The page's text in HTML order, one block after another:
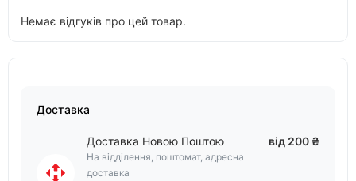
Немає відгуків про цей товар.
Доставка
Доставка Новою Поштою
На відділення, поштомат, адресна
доставка
від 200 ₴